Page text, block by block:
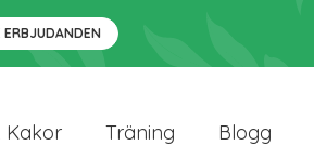
ERBJUDANDEN
Kakor Träning Blogg